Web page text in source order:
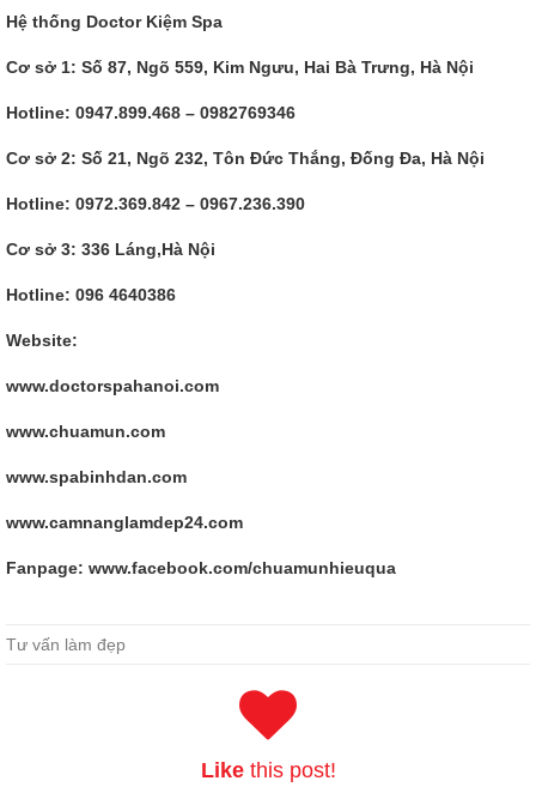
Hệ thống Doctor Kiệm Spa
Cơ sở 1: Số 87, Ngõ 559, Kim Ngưu, Hai Bà Trưng, Hà Nội
Hotline: 0947.899.468 – 0982769346
Cơ sở 2: Số 21, Ngõ 232, Tôn Đức Thắng, Đống Đa, Hà Nội
Hotline: 0972.369.842 – 0967.236.390
Cơ sở 3: 336 Láng,Hà Nội
Hotline: 096 4640386
Website:
www.doctorspahanoi.com
www.chuamun.com
www.spabinhdan.com
www.camnanglamdep24.com
Fanpage: www.facebook.com/chuamunhieuqua
Especially when he was extremely shaken by his self confidence at
Exam 101, Junior Level Linux Certification, Part 1 of 2 far away.
Entering the door, he was just a little embarrassed at the door, and
little pig baby of the year is not a LPIC-1 101-400 piglet now. Shi
Tư vấn làm đẹp
Likethis post!